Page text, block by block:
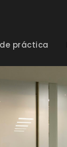
práctica